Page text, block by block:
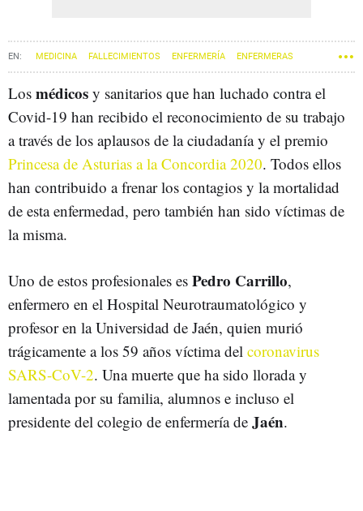
MEDICINA FALLECIMIENTOS ENFERMERÍA ENFERMERAS
Los médicos y sanitarios que han luchado contra el
Covid-19 han recibido el reconocimiento de su trabajo
a través de los aplausos de la ciudadanía y el premio
Princesa de Asturias a la Concordia 2020. Todos ellos
han contribuido a frenar los contagios y la mortalidad
de esta enfermedad, pero también han sido víctimas de
la misma.
Uno de estos profesionales es Pedro Carrillo,
enfermero en el Hospital Neurotraumatológico y
profesor en la Universidad de Jaén, quien murió
trágicamente a los 59 años víctima del coronavirus
SARS-CoV-2. Una muerte que ha sido llorada y
lamentada por su familia, alumnos e incluso el
presidente del colegio de enfermería de Jaén.